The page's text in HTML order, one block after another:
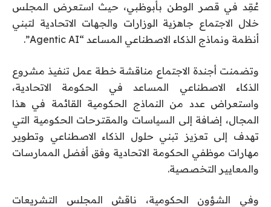
عُقِد في قصر الوطن بأبوظبي، حيث استعرض المجلس
خلال الاجتماع جاهزية الوزارات والجهات الاتحادية لتبني
أنظمة ونماذج الذكاء الاصطناعي المساعد “Agentic AI”.
وتضمنت أجندة الاجتماع مناقشة خطة عمل تنفيذ مشروع
الذكاء الاصطناعي المساعد في الحكومة الاتحادية،
واستعراض عدد من النماذج الحكومية القائمة في هذا
المجال، إضافة إلى السياسات والمقترحات الحكومية التي
تهدف إلى تعزيز تبني حلول الذكاء الاصطناعي وتطوير
مهارات موظفي الحكومة الاتحادية وفق أفضل الممارسات
والمعايير التخصصية.
وفي الشؤون الحكومية، ناقش المجلس التشريعات